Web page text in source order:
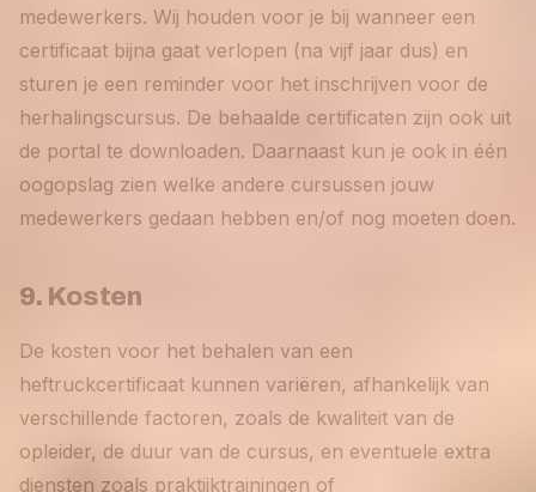
medewerkers. Wij houden voor je bij wanneer een
certificaat bijna gaat verlopen (na vijf jaar dus) en
sturen je een reminder voor het inschrijven voor de
herhalingscursus. De behaalde certificaten zijn ook uit
de portal te downloaden. Daarnaast kun je ook in één
oogopslag zien welke andere cursussen jouw
medewerkers gedaan hebben en/of nog moeten doen.
9. Kosten
De kosten voor het behalen van een
heftruckcertificaat kunnen variëren, afhankelijk van
verschillende factoren, zoals de kwaliteit van de
opleider, de duur van de cursus, en eventuele extra
diensten zoals praktijktrainingen of